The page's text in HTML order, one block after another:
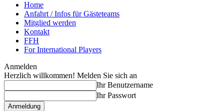
Home
Anfahrt / Infos für Gästeteams
Mitglied werden
Kontakt
FFH
For International Players
Anmelden
Herzlich willkommen! Melden Sie sich an
Ihr Benutzername
Ihr Passwort